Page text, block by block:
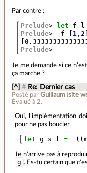
Par contre :
Prelude> let f l
Prelude> f 1 , 2
Prelude>
Je me demande si ce
ça marche ?
[^] # Re: Dernier cas
Posté parGuillaum (site
Évalué à2.
Oui, l’implémentation
pour ne pas boucler.
let g s l = ((
Je n'arrive pas à
g . Es-tu certain que